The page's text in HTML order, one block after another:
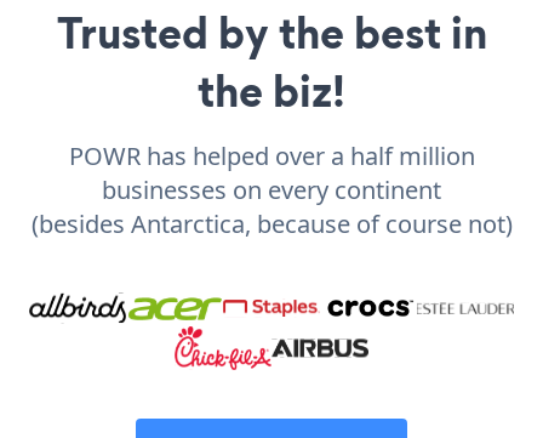
Trusted by the best in
the biz!
POWR has helped over a half million
businesses on every continent
(besides Antarctica, because of course not)